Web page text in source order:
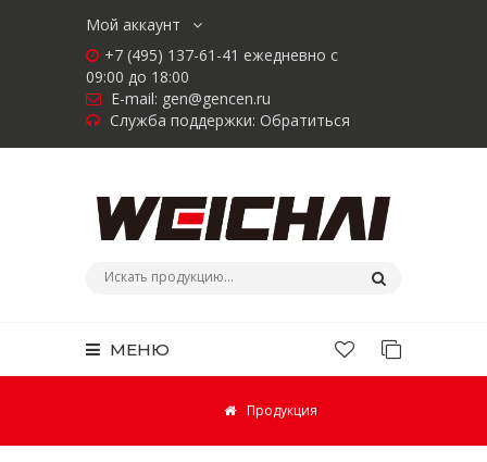
Мой аккаунт
+7 (495) 137-61-41 ежедневно с
09:00 до 18:00
E-mail: gen@gencen.ru
Служба поддержки: Обратиться
МЕНЮ
Продукция